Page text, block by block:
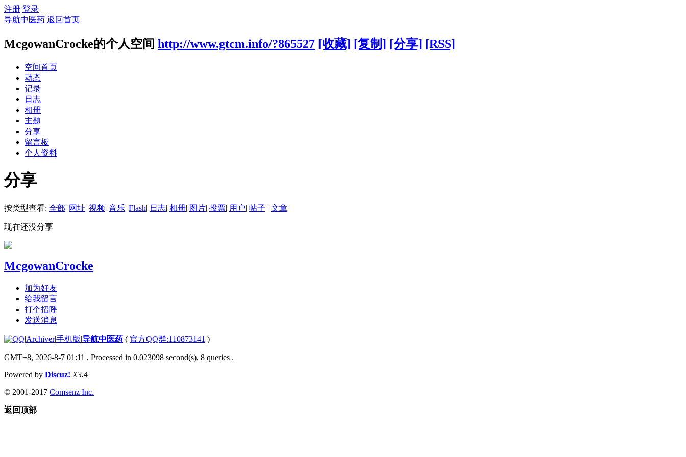
注册 登录
导航中医药 返回首页
McgowanCrocke的个人空间 http://www.gtcm.info/?865527 [收藏] [复制] [分享] [RSS]
空间首页
动态
记录
日志
相册
主题
分享
留言板
个人资料
分享
按类型查看: 全部| 网址| 视频| 音乐| Flash| 日志| 相册| 图片| 投票| 用户| 帖子 | 文章
现在还没分享
McgowanCrocke
加为好友
给我留言
打个招呼
发送消息
|Archiver|手机版|导航中医药 ( 官方QQ群:110873141 )
GMT+8, 2026-8-7 01:11 , Processed in 0.023098 second(s), 8 queries .
Powered by Discuz! X3.4
© 2001-2017 Comsenz Inc.
返回顶部